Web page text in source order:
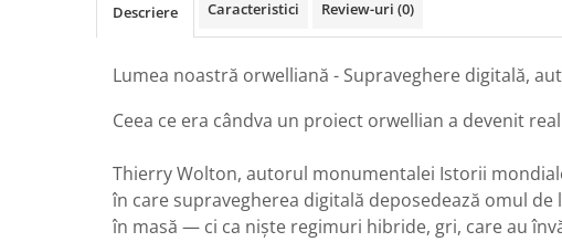
Descriere Caracteristici Review-uri (0)
Lumea noastră orwelliană - Supraveghere digitală,
Ceea ce era cândva un proiect orwellian a devenit
Thierry Wolton, autorul monumentalei Istorii
în care supravegherea digitală deposedează omul
în masă — ci ca niște regimuri hibride, gri, care au